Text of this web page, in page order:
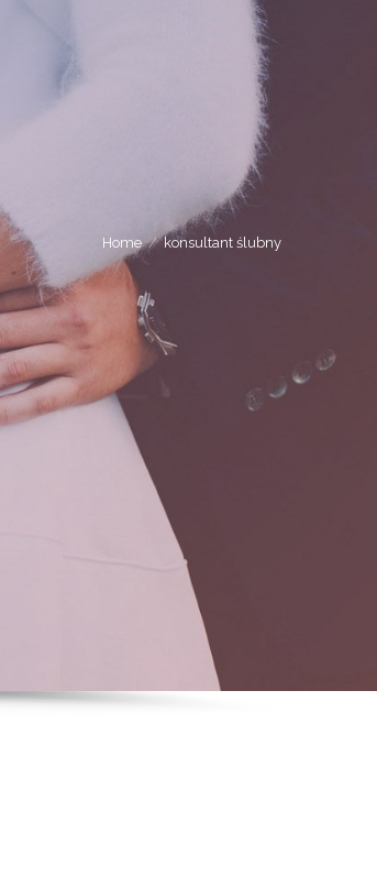
Home konsultant ślubny